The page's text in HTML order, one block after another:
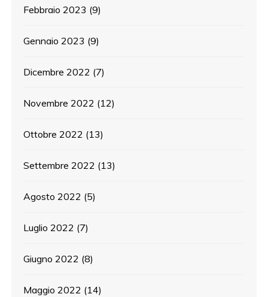
Febbraio 2023 (9)
Gennaio 2023 (9)
Dicembre 2022 (7)
Novembre 2022 (12)
Ottobre 2022 (13)
Settembre 2022 (13)
Agosto 2022 (5)
Luglio 2022 (7)
Giugno 2022 (8)
Maggio 2022 (14)